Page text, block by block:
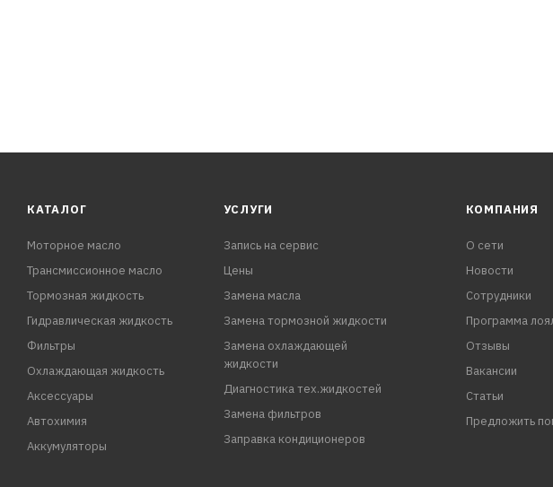
КАТАЛОГ
Моторное масло
Трансмиссионное масло
Тормозная жидкость
Гидравлическая жидкость
Фильтры
Охлаждающая жидкость
Аксессуары
Автохимия
Аккумуляторы
УСЛУГИ
Запись на сервис
Цены
Замена масла
Замена тормозной жидкости
Замена охлаждающей
жидкости
Диагностика тех.жидкостей
Замена фильтров
Заправка кондиционеров
КОМПАНИЯ
О сети
Новости
Сотрудники
Программа
Отзывы
Вакансии
Статьи
Предложить